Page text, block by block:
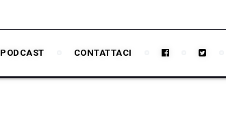
PODCAST CONTATTACI